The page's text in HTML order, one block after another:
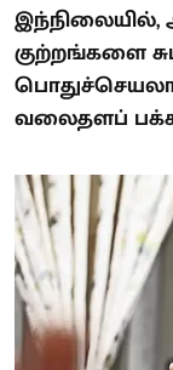
குற்றங்களை
வலைதளப்